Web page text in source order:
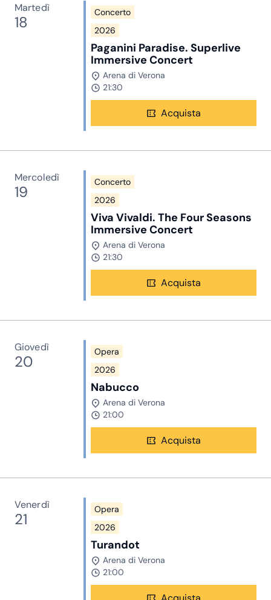
Martedì
18
Concerto
2026
Paganini Paradise. Superlive
Immersive Concert
Arena di Verona
21:30
Acquista
Mercoledì
19
Concerto
2026
Viva Vivaldi. The Four Seasons
Immersive Concert
Arena di Verona
21:30
Acquista
Giovedì
20
Opera
2026
Nabucco
Arena di Verona
21:00
Acquista
Venerdì
21
Opera
2026
Turandot
Arena di Verona
21:00